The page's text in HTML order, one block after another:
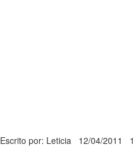
Escrito por: Leticia 12/04/2011